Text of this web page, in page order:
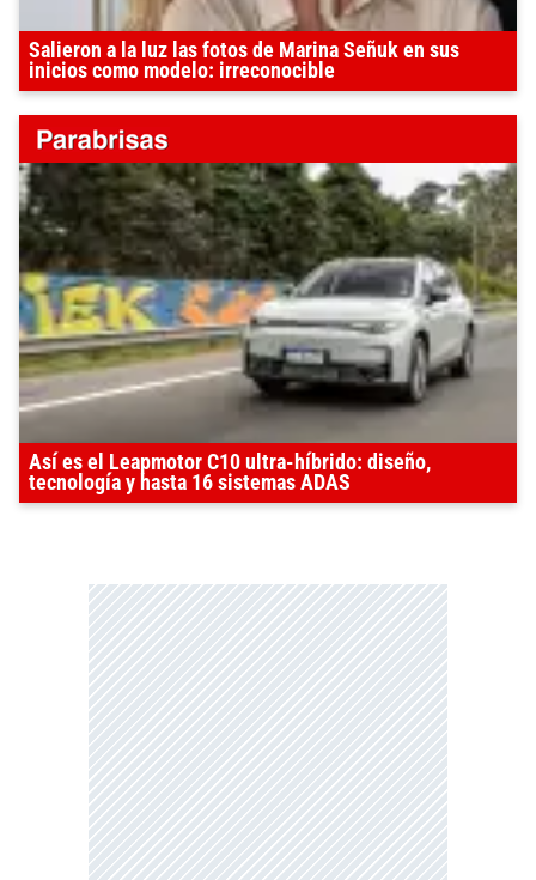
Salieron a la luz las fotos de Marina Señuk en sus
inicios como modelo: irreconocible
Así es el Leapmotor C10 ultra-híbrido: diseño,
tecnología y hasta 16 sistemas ADAS